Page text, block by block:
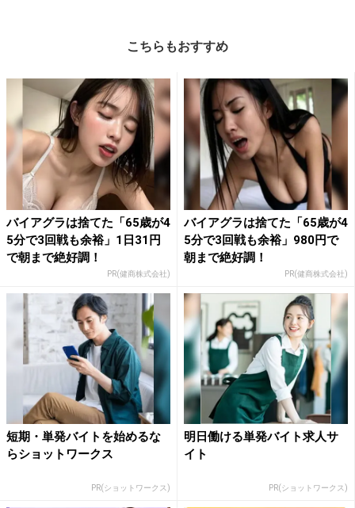
こちらもおすすめ
バイアグラは捨てた「65歳が4
5分で3回戦も余裕」1日31円
で朝まで絶好調！
PR(健商株式会社)
バイアグラは捨てた「65歳が4
5分で3回戦も余裕」980円で
朝まで絶好調！
PR(健商株式会社)
短期・単発バイトを始めるな
らショットワークス
PR(ショットワークス)
明日働ける単発バイト求人サ
イト
PR(ショットワークス)